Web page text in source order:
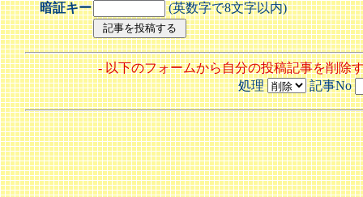
暗証キー
(英数字で8文字以内)
- 以下のフォームから自分の投稿記事を削除
処理
記事No